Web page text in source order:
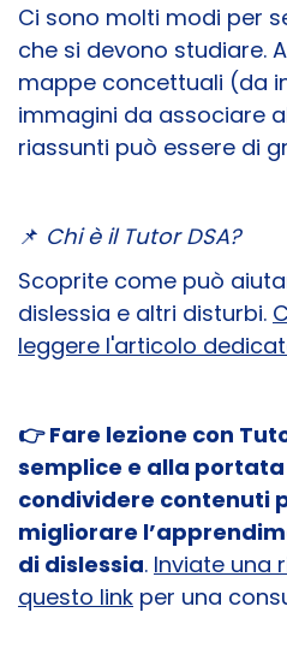
Ci sono molti modi per
che si devono studiare.
mappe concettuali (da
immagini da associare
riassunti può essere di
📌 Chi è il Tutor DSA?
Scoprite come può
dislessia e altri disturbi.
leggere l'articolo
👉 Fare lezione con
semplice e alla
condividere contenuti
migliorare
di dislessia. Inviate una
questo link per una